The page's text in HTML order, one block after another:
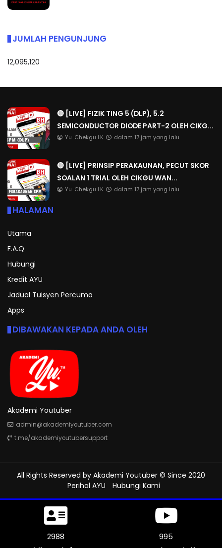
JUMLAH PENGUNJUNG
12,095,120
🔴 [LIVE] FIZIK TING 5 (DLP), 5.2
SEMICONDUCTOR DIODE PART-2 OLEH CIKG...
Yu. Chekgu LK dalam 17 jam yang lalu
🔴 [LIVE] PRINSIP PERAKAUNAN, PECUT SKOR
SOALAN 1 TRIAL OLEH CIKGU WAN...
Yu. Chekgu LK dalam 17 jam yang lalu
HALAMAN
Utama
F.A.Q
Hubungi
Kredit AYU
Jadual Tuisyen Percuma
Apps
DIBAWAKAN KEPADA ANDA OLEH
Akademi Youtuber
admin@akademiyoutuber.com
t.me/akademiyoutubersupport
All Rights Reserved by Akademi Youtuber © Since 2020
Perihal AYU
Hubungi Kami
3414 1138